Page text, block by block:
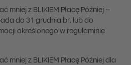
mniej z BLIKIEM Płacę Później –
do 31 grudnia br. lub do
określonego w regulaminie
mniej z BLIKIEM Płacę Później dla